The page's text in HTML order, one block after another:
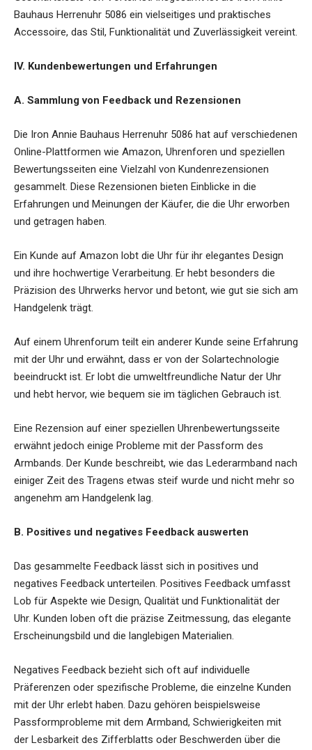
Bauhaus Herrenuhr 5086 ein vielseitiges und praktisches
Accessoire, das Stil, Funktionalität und Zuverlässigkeit vereint.
IV. Kundenbewertungen und Erfahrungen
A. Sammlung von Feedback und Rezensionen
Die Iron Annie Bauhaus Herrenuhr 5086 hat auf verschiedenen
Online-Plattformen wie Amazon, Uhrenforen und speziellen
Bewertungsseiten eine Vielzahl von Kundenrezensionen
gesammelt. Diese Rezensionen bieten Einblicke in die
Erfahrungen und Meinungen der Käufer, die die Uhr erworben
und getragen haben.
Ein Kunde auf Amazon lobt die Uhr für ihr elegantes Design
und ihre hochwertige Verarbeitung. Er hebt besonders die
Präzision des Uhrwerks hervor und betont, wie gut sie sich am
Handgelenk trägt.
Auf einem Uhrenforum teilt ein anderer Kunde seine Erfahrung
mit der Uhr und erwähnt, dass er von der Solartechnologie
beeindruckt ist. Er lobt die umweltfreundliche Natur der Uhr
und hebt hervor, wie bequem sie im täglichen Gebrauch ist.
Eine Rezension auf einer speziellen Uhrenbewertungsseite
erwähnt jedoch einige Probleme mit der Passform des
Armbands. Der Kunde beschreibt, wie das Lederarmband nach
einiger Zeit des Tragens etwas steif wurde und nicht mehr so
angenehm am Handgelenk lag.
B. Positives und negatives Feedback auswerten
Das gesammelte Feedback lässt sich in positives und
negatives Feedback unterteilen. Positives Feedback umfasst
Lob für Aspekte wie Design, Qualität und Funktionalität der
Uhr. Kunden loben oft die präzise Zeitmessung, das elegante
Erscheinungsbild und die langlebigen Materialien.
Negatives Feedback bezieht sich oft auf individuelle
Präferenzen oder spezifische Probleme, die einzelne Kunden
mit der Uhr erlebt haben. Dazu gehören beispielsweise
Passformprobleme mit dem Armband, Schwierigkeiten mit
der Lesbarkeit des Zifferblatts oder Beschwerden über die